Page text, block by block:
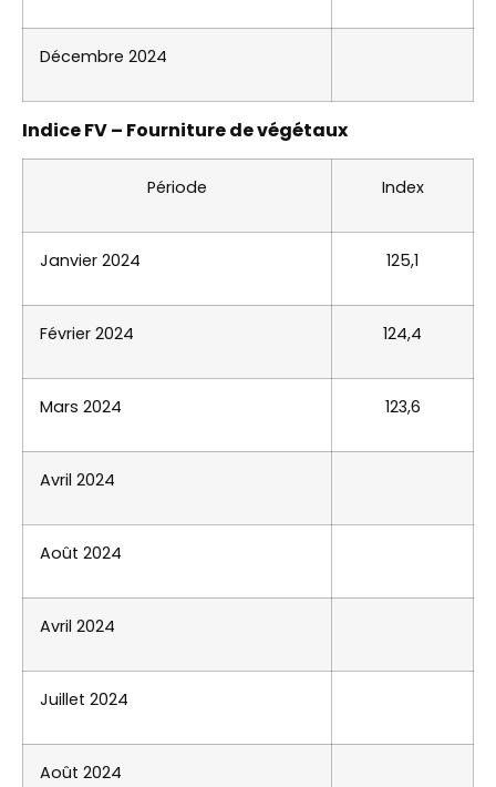
Décembre 2024
Indice FV – Fourniture de végétaux
Période Index
Janvier 2024 125,1
Février 2024 124,4
Mars 2024 123,6
Avril 2024
Août 2024
Avril 2024
Juillet 2024
Août 2024